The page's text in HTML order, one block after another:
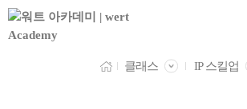
클래스 IP 스킬업